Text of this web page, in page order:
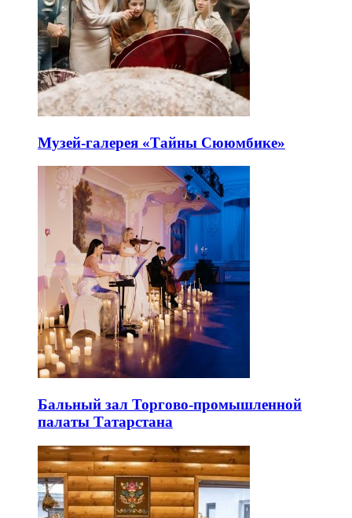
Музей-галерея «Тайны Сююмбике»
Бальный зал Торгово-промышленной
палаты Татарстана